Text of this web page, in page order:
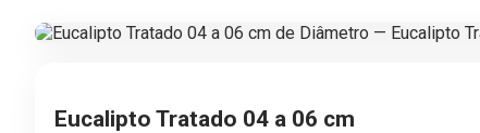
Eucalipto Tratado 04 a 06 cm